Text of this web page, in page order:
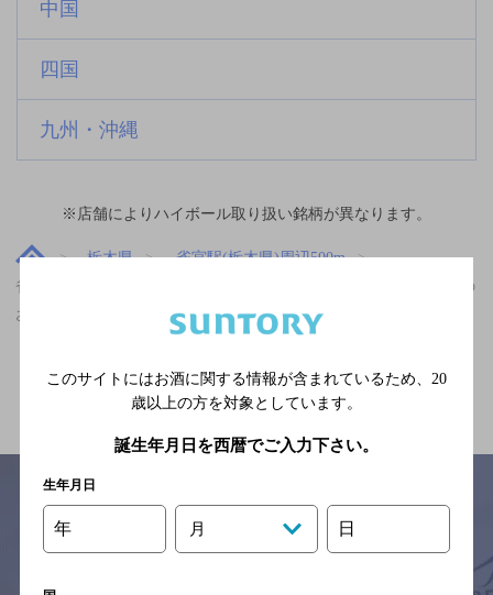
中国
四国
九州・沖縄
※店舗によりハイボール取り扱い銘柄が異なります。
栃木県
雀宮駅(栃木県)周辺500m
雀宮駅(栃木県)周辺500m,深夜まで食事のできるお店,2,000円未満の
お店
関連ページ
サイトマップ 利用規約
このサイトにはお酒に関する情報が含まれているため、 20
歳以上の方を対象としています。
誕生年月日を西暦でご入力下さい。
生年月日
年 月 日